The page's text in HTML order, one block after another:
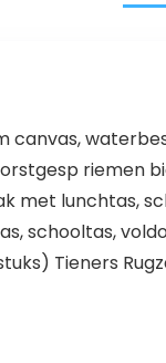
canvas,
riemen
met
schooltas,
Tieners